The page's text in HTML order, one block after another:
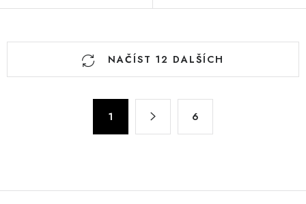
O
p
NAČÍST 12 DALŠÍCH
k
1 6